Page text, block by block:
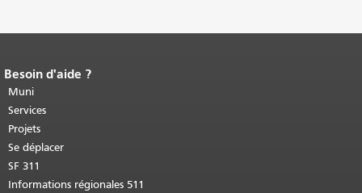
Fin du contenu de la page.
cette page se répète sur chaque page.
Retour au haut du contenu principal
Besoin d'aide ?
Muni
Services
Projets
Se déplacer
SF 311
Informations régionales 511